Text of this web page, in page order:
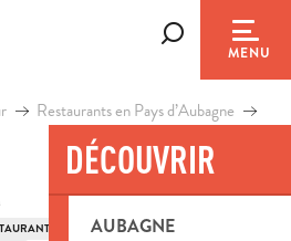
MENU
DÉCOUVRIR
AUBAGNE
Restaurants en Pays d’Aubagne
TRADITIONNEL